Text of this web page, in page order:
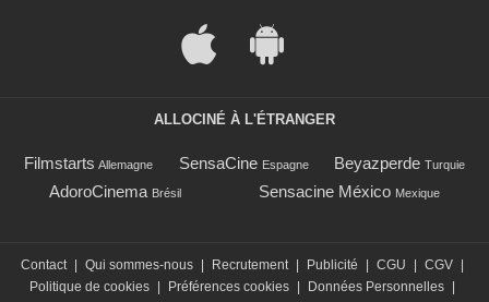
ALLOCINÉ À L'ÉTRANGER
Filmstarts Allemagne SensaCine Espagne Beyazperde Turquie
AdoroCinema Brésil Sensacine México Mexique
Contact Qui sommes-nous Recrutement Publicité CGU CGV
Politique de cookies
Préférences cookies Données Personnelles